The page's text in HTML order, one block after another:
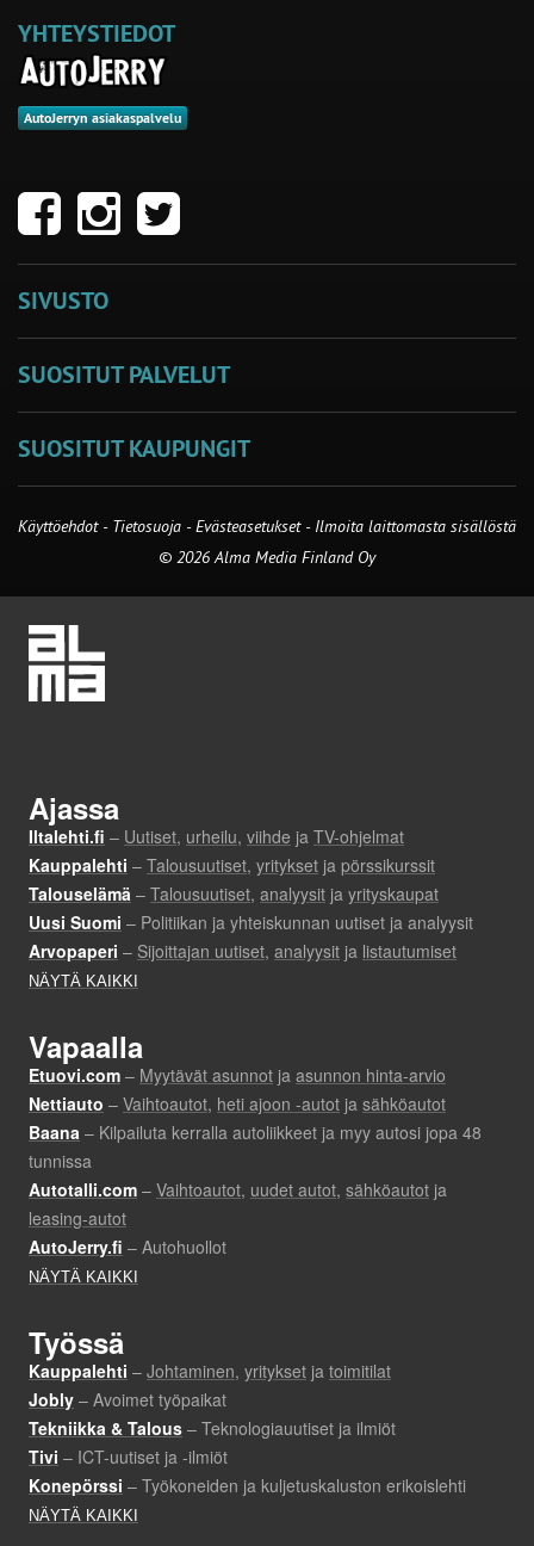
YHTEYSTIEDOT
AutoJerryn asiakaspalvelu
SIVUSTO
SUOSITUT PALVELUT
SUOSITUT KAUPUNGIT
Käyttöehdot - Tietosuoja -Evästeasetukset- Ilmoita laittomasta sisällöstä
© 2026 Alma Media Finland Oy